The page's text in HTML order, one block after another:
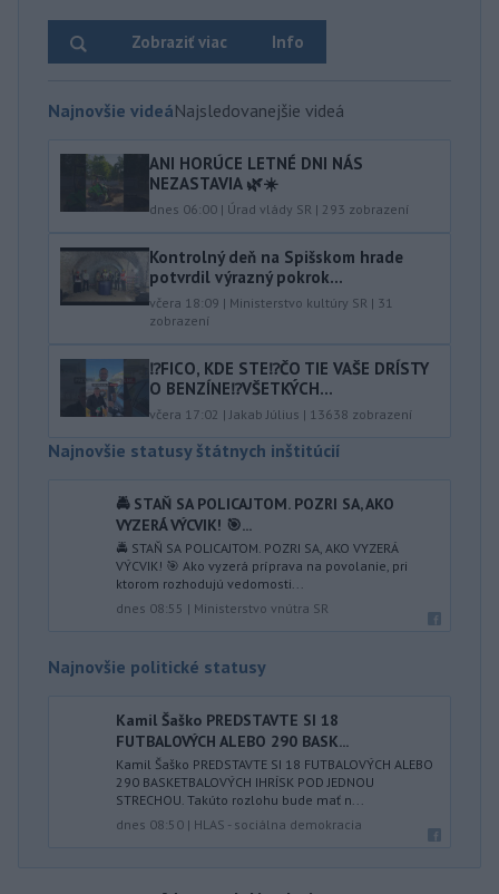
Info
Zobraziť viac
Najnovšie videáNajsledovanejšie videá
ANI HORÚCE LETNÉ DNI NÁS
NEZASTAVIA 🌿☀️
dnes 06:00 | Úrad vlády SR | 293 zobrazení
Kontrolný deň na Spišskom hrade
potvrdil výrazný pokrok...
včera 18:09 | Ministerstvo kultúry SR | 31
zobrazení
⁉️FICO, KDE STE⁉️ČO TIE VAŠE DRÍSTY
O BENZÍNE⁉️VŠETKÝCH...
včera 17:02 |Jakab Július | 13638 zobrazení
Najnovšie statusy štátnych inštitúcií
🚔 STAŇ SA POLICAJTOM. POZRI SA, AKO
VYZERÁ VÝCVIK! 🎯...
🚔 STAŇ SA POLICAJTOM. POZRI SA, AKO VYZERÁ
VÝCVIK! 🎯 Ako vyzerá príprava na povolanie, pri
ktorom rozhodujú vedomosti...
dnes 08:55 | Ministerstvo vnútra SR
Najnovšie politické statusy
Kamil Šaško PREDSTAVTE SI 18
FUTBALOVÝCH ALEBO 290 BASK...
Kamil Šaško PREDSTAVTE SI 18 FUTBALOVÝCH ALEBO
290 BASKETBALOVÝCH IHRÍSK POD JEDNOU
STRECHOU. Takúto rozlohu bude mať n...
dnes 08:50 | HLAS - sociálna demokracia